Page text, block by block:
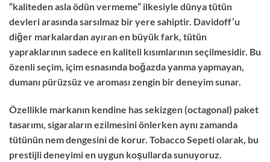
“kaliteden asla ödün vermeme” ilkesiyle dünya tütün
devleri arasında sarsılmaz bir yere sahiptir. Davidoff’u
diğer markalardan ayıran en büyük fark, tütün
yapraklarının sadece en kaliteli kısımlarının seçilmesidir. Bu
özenli seçim, içim esnasında boğazda yanma yapmayan,
dumanı pürüzsüz ve aroması zengin bir deneyim sunar.
Özellikle markanın kendine has sekizgen (octagonal) paket
tasarımı, sigaraların ezilmesini önlerken aynı zamanda
tütünün nem dengesini de korur. Tobacco Sepeti olarak, bu
prestijli deneyimi en uygun koşullarda sunuyoruz.